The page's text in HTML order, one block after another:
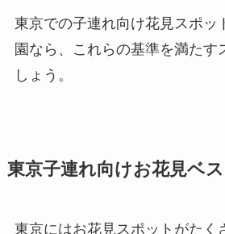
東京での子連れ向け花見スポッ
園なら、これらの基準を満たす
しょう。
東京子連れ向けお花見ベ
東京にはお花見スポットがたく